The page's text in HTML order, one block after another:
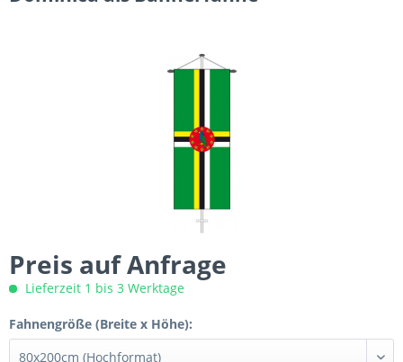
Preis auf Anfrage
Lieferzeit 1 bis 3 Werktage
Fahnengröße (Breite x Höhe):